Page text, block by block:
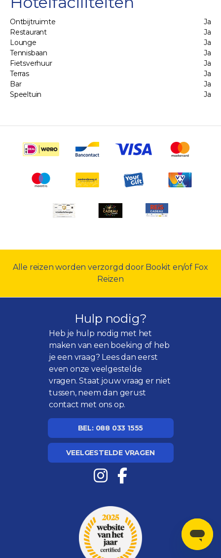
Ontbijtruimte
Ja
Restaurant
Ja
Lounge
Ja
Tennisbaan
Ja
Fietsverhuur
Ja
Terras
Ja
Bar
Ja
Speeltuin
Ja
Alle reizen worden verzorgd door Bookit en/of Fox
Reizen
Hulp nodig?
Heb je hulp nodig met het
maken van een boeking of heb
je een vraag? Lees dan eerst
even onzeveelgestelde
vragen. Staat jouw vraag er niet
tussen, neem dan gerust
contact met ons op.
BEL: 088 033 1555
VEELGESTELDE VRAGEN